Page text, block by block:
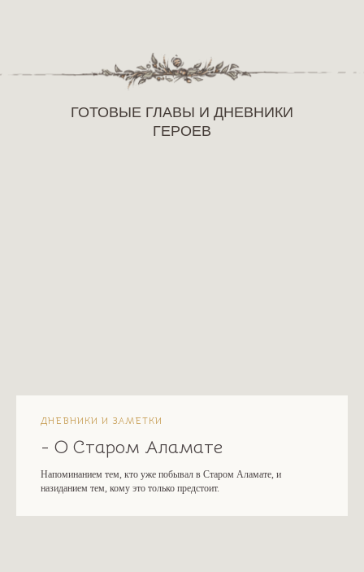
ГОТОВЫЕ ГЛАВЫ И ДНЕВНИКИ
ГЕРОЕВ
ДНЕВНИКИ И ЗАМЕТКИ
- О Старом Аламате
Напоминанием тем, кто уже побывал в Старом Аламате, и
назиданием тем, кому это только предстоит.